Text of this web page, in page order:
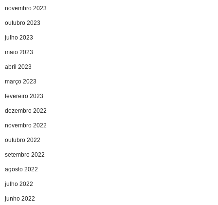
novembro 2023
outubro 2023
julho 2023
maio 2023
abril 2023
março 2023
fevereiro 2023
dezembro 2022
novembro 2022
outubro 2022
setembro 2022
agosto 2022
julho 2022
junho 2022